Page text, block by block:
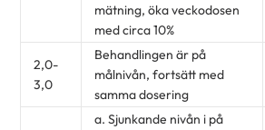
mätning, öka veckodosen
med circa 10%
2,0-
3,0
Behandlingen är på
målnivån, fortsätt med
samma dosering
a. Sjunkande nivån i på